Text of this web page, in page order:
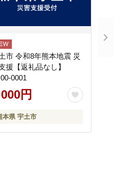
市 令和8年熊本地震 災
援【返礼品なし】
0001
円
本県 宇土市